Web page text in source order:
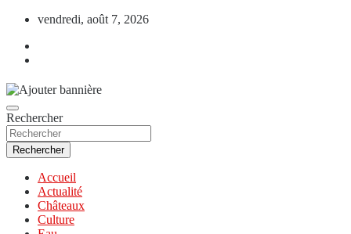
Aller
contenu
vendredi, août 7, 2026
Rechercher
Rechercher
Accueil
Actualité
Châteaux
Culture